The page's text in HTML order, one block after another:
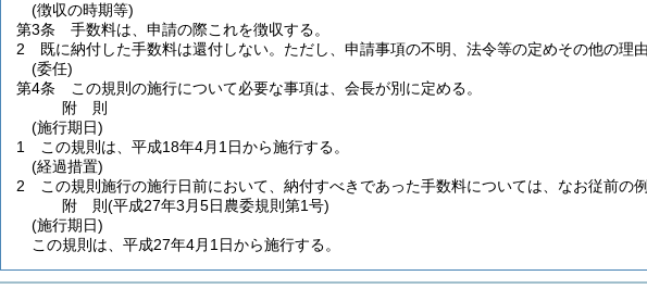
(徴収の時期等)
第3条
手数料は、申請の際これを徴収する。
2
既に納付した手数料は還付しない。 ただし、申請事項の不明、法令等の定めその他の理
(委任)
第4条
この規則の施行について必要な事項は、会長が別に定める。
附 則
(施行期日)
1
この規則は、平成18年4月1日から施行する。
(経過措置)
2
この規則施行の施行日前において、納付すべきであった手数料については、なお従前の例
附 則(平成27年3月5日農委規則第1号)
(施行期日)
この規則は、平成27年4月1日から施行する。